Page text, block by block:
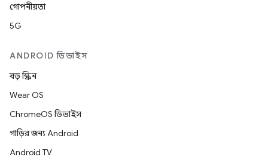
গোপনীয়তা
5G
ANDROID ডিভাইস
বড় স্ক্রিন
Wear OS
ChromeOS ডিভাইস
গাড়ির জন্য Android
Android TV